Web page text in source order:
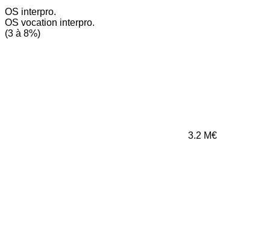
OS interpro.
OS vocation interpro.
(3 à 8%)
3.2 M€